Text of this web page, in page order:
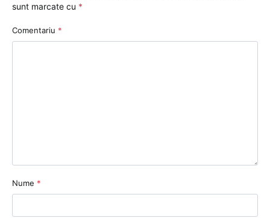
sunt marcate cu *
Comentariu *
Nume *